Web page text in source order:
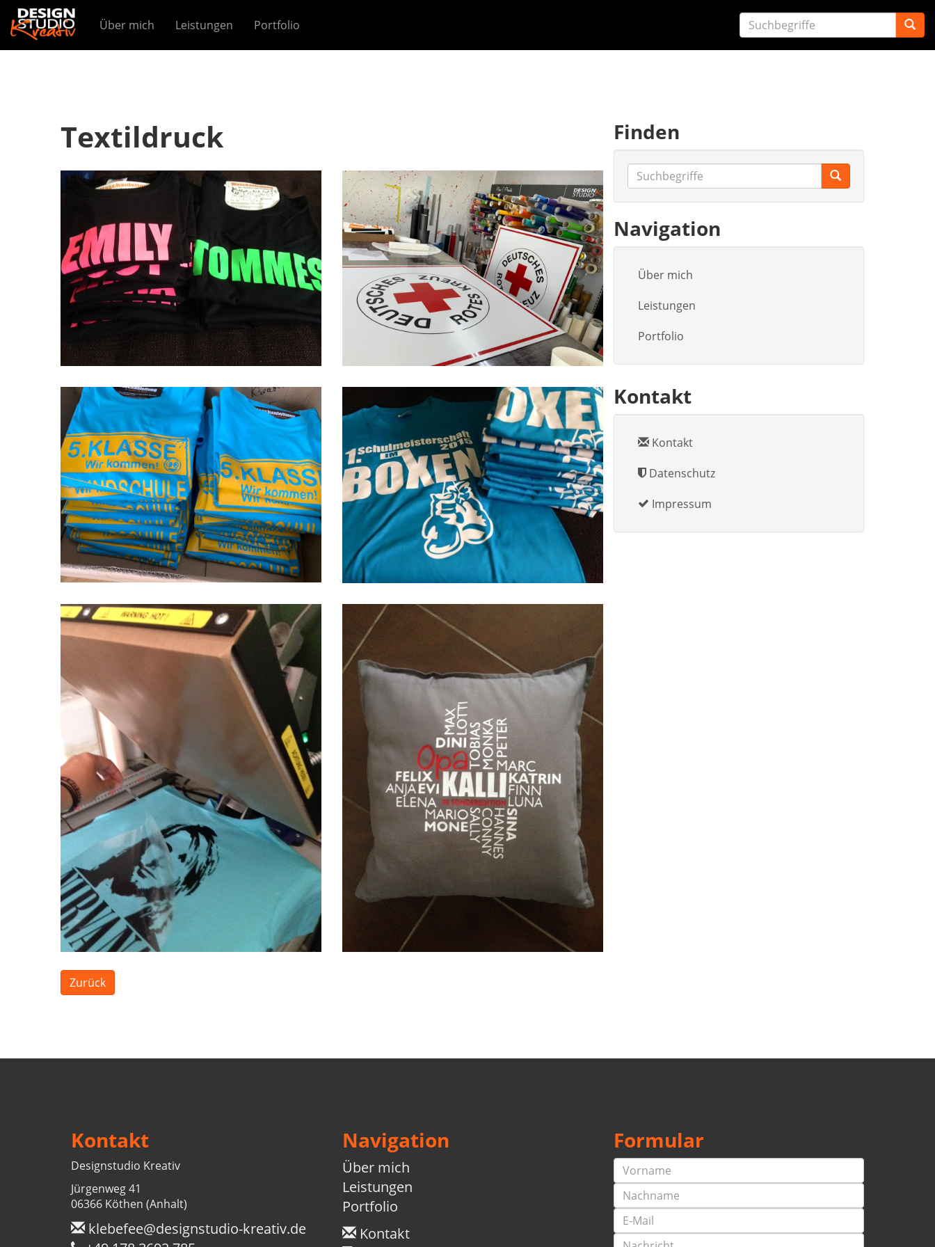
Über mich Leistungen Portfolio
Textildruck
Zurück
Finden
Navigation
Über mich
Leistungen
Portfolio
Kontakt
Kontakt
Datenschutz
Impressum
Kontakt
Designstudio Kreativ
Jürgenweg 41
06366 Köthen (Anhalt)
klebefee@designstudio-kreativ.de
Navigation
Über mich
Leistungen
Portfolio
Kontakt
Formular